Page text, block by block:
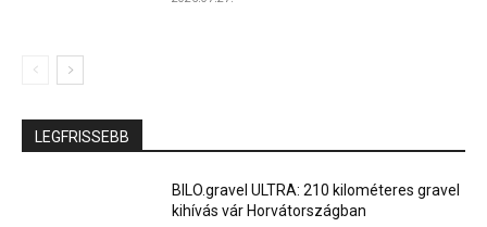
LEGFRISSEBB
BILO.gravel ULTRA: 210 kilométeres gravel
kihívás vár Horvátországban